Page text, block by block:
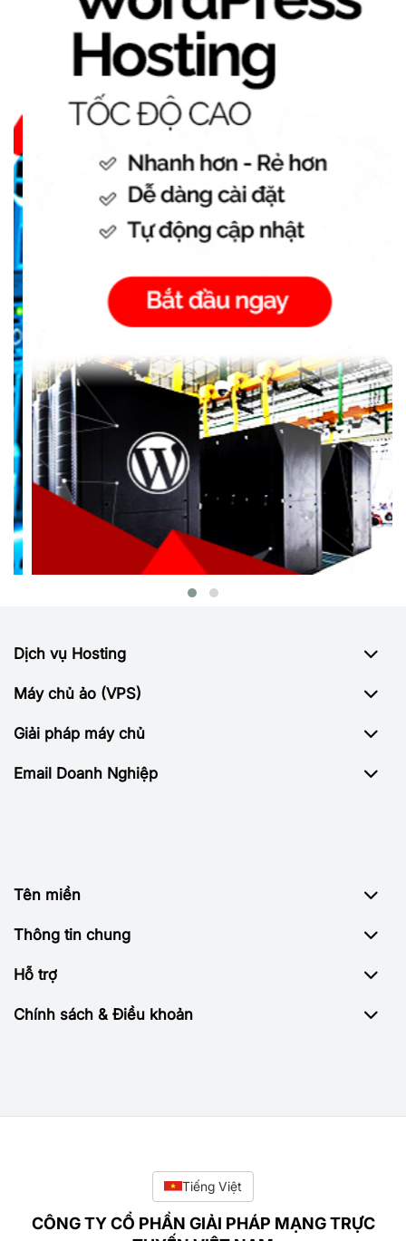
Dịch vụ Hosting
Máy chủ ảo (VPS)
Giải pháp máy chủ
Email Doanh Nghiệp
Tên miền
Thông tin chung
Hỗ trợ
Chính sách & Điều khoản
Tiếng Việt
CÔNG TY CỔ PHẦN GIẢI PHÁP MẠNG TRỰC